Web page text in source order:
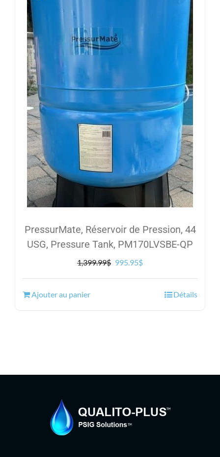
PressurMate, Réservoir de Pression, 44
USG, Pressure Tank, PM170LVSBE-QP
1,399.99$ Le
995.95$Le
Ajouter au panier Détails